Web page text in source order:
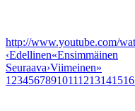
http://www.youtube.com/
‹Edellinen«Ensimmäinen
Seuraava›Viimeinen»
1 2345678910111213141516